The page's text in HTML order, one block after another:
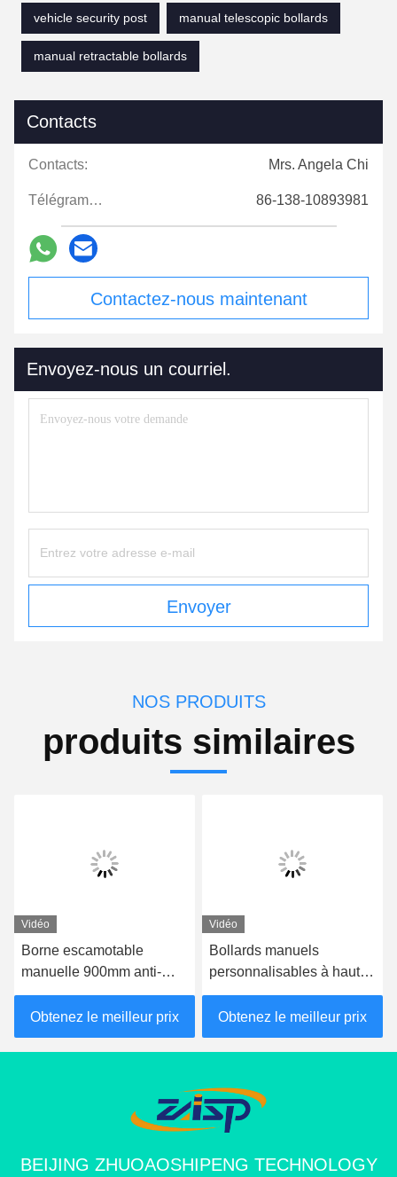
vehicle security post
manual telescopic bollards
manual retractable bollards
Contacts
Contacts: Mrs. Angela Chi
Télégramme: 86-138-10893981
Contactez-nous maintenant
Envoyez-nous un courriel.
Envoyer
NOS PRODUITS
produits similaires
Vidéo
Borne escamotable
manuelle 900mm anti-
bélier pour contrôle du
trafic
Obtenez le meilleur prix
Vidéo
Bollards manuels
personnalisables à haute
résistance aux
intempéries 600 ± 5 mm
de hauteur Finition en
poudre
Obtenez le meilleur prix
BEIJING ZHUOAOSHIPENG TECHNOLOGY